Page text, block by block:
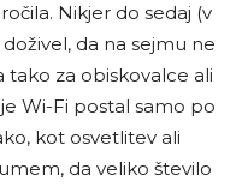
Nikjer do sedaj (v
da na sejmu ne
za obiskovalce ali
Wi-Fi postal samo po
kot osvetlitev ali
da veliko število